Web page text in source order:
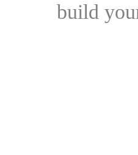
build